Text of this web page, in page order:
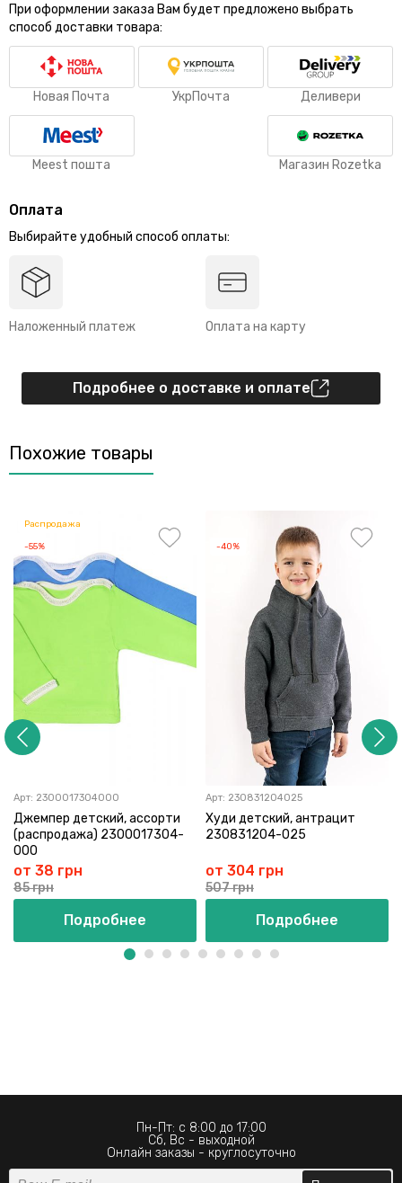
При оформлении заказа Вам будет предложено выбрать
способ доставки товара:
Новая Почта УкрПочта Деливери
Meest пошта Магазин Rozetka
Оплата
Выбирайте удобный способ оплаты:
Наложенный платеж Оплата на карту
Подробнее о доставке и оплате
Похожие товары
Распродажа
-55%
Арт: 2300017304000
Джемпер детский, ассорти
(распродажа) 2300017304-
000
от 38 грн
85 грн
Подробнее
-40%
Арт: 230831204025
Худи детский, антрацит
230831204-025
от 304 грн
507 грн
Подробнее
Пн-Пт: с 8:00 до 17:00
Сб, Вс - выходной
Онлайн заказы - круглосуточно